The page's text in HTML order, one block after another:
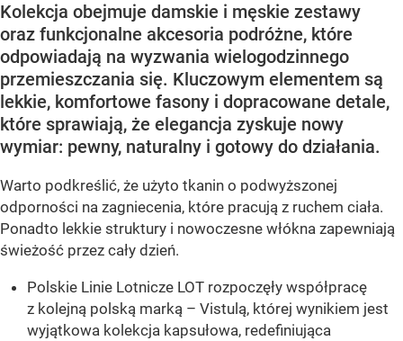
Kolekcja obejmuje damskie i męskie zestawy
oraz funkcjonalne akcesoria podróżne, które
odpowiadają na wyzwania wielogodzinnego
przemieszczania się. Kluczowym elementem są
lekkie, komfortowe fasony i dopracowane detale,
które sprawiają, że elegancja zyskuje nowy
wymiar: pewny, naturalny i gotowy do działania.
Warto podkreślić, że użyto tkanin o podwyższonej
odporności na zagniecenia, które pracują z ruchem ciała.
Ponadto lekkie struktury i nowoczesne włókna zapewniają
świeżość przez cały dzień.
Polskie Linie Lotnicze LOT rozpoczęły współpracę
z kolejną polską marką – Vistulą, której wynikiem jest
wyjątkowa kolekcja kapsułowa, redefiniująca